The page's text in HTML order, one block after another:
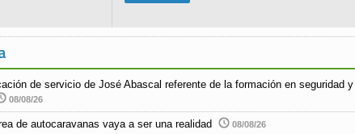
de servicio de José Abascal referente de la formación en seguridad y
08/08/26
de autocaravanas vaya a ser una realidad 08/08/26